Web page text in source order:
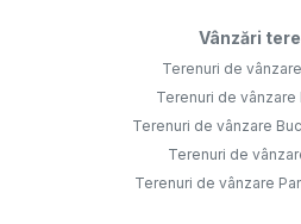
Vânzări
Terenuri de
Terenuri de vânzare
Terenuri de vânzare
Terenuri de
Terenuri de vânzare